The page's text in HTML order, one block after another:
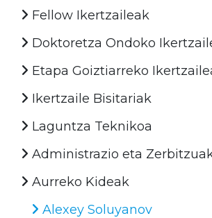
Fellow Ikertzaileak
Doktoretza Ondoko
Etapa Goiztiarreko
Ikertzaile Bisitariak
Laguntza Teknikoa
Administrazio eta
Aurreko Kideak
Alexey Soluyanov